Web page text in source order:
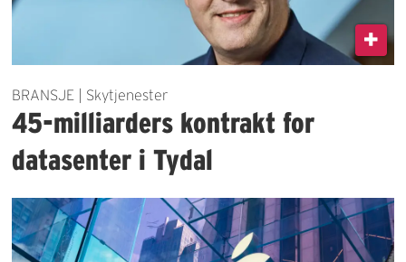
BRANSJE | Skytjenester
45-milliarders kontrakt for
datasenter i Tydal